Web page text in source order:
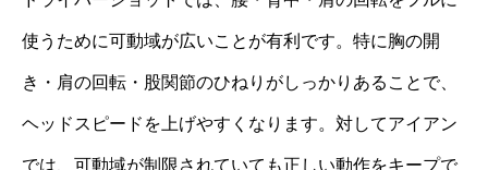
使うために可動域が広いことが有利です。特に胸の開
き・肩の回転・股関節のひねりがしっかりあることで、
ヘッドスピードを上げやすくなります。対してアイアン
では、可動域が制限されていても正しい動作をキープで